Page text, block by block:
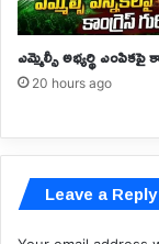
ఎమ్మెల్సీ అభ్యర్థి ఎంపికపై
20 hours ago
Leave a Reply